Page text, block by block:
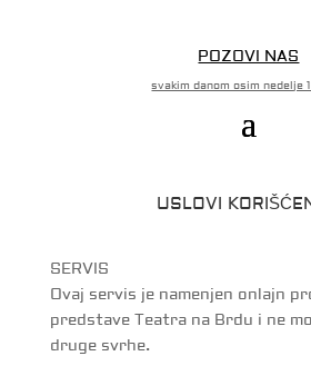
POZOVI NAS
svakim danom osim nedelje
USLOVI
SERVIS
Ovaj servis je namenjen onlajn
predstave Teatra na Brdu i ne
druge svrhe.